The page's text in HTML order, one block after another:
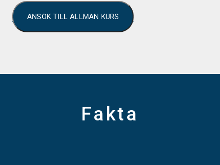
ANSÖK TILL ALLMÄN KURS
Fakta